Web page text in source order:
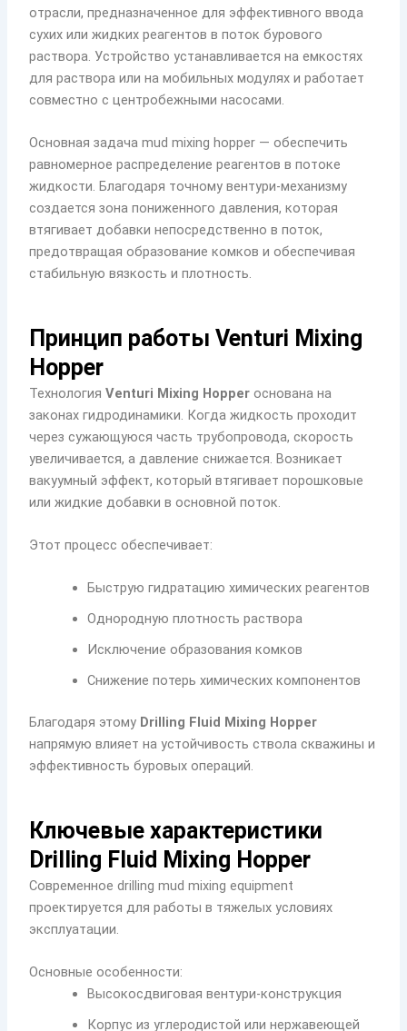
отрасли, предназначенное для эффективного ввода
сухих или жидких реагентов в поток бурового
раствора. Устройство устанавливается на емкостях
для раствора или на мобильных модулях и работает
совместно с центробежными насосами.
Основная задача mud mixing hopper — обеспечить
равномерное распределение реагентов в потоке
жидкости. Благодаря точному вентури-механизму
создается зона пониженного давления, которая
втягивает добавки непосредственно в поток,
предотвращая образование комков и обеспечивая
стабильную вязкость и плотность.
Принцип работы Venturi Mixing
Hopper
ТехнологияVenturi Mixing Hopper основана на
законах гидродинамики. Когда жидкость проходит
через сужающуюся часть трубопровода, скорость
увеличивается, а давление снижается. Возникает
вакуумный эффект, который втягивает порошковые
или жидкие добавки в основной поток.
Этот процесс обеспечивает:
Быструю гидратацию химических реагентов
Однородную плотность раствора
Исключение образования комков
Снижение потерь химических компонентов
Благодаря этому Drilling Fluid Mixing Hopper
напрямую влияет на устойчивость ствола скважины и
эффективность буровых операций.
Ключевые характеристики
Drilling Fluid Mixing Hopper
Современное drilling mud mixing equipment
проектируется для работы в тяжелых условиях
эксплуатации.
Основные особенности:
Высокосдвиговая вентури-конструкция
Корпус из углеродистой или нержавеющей